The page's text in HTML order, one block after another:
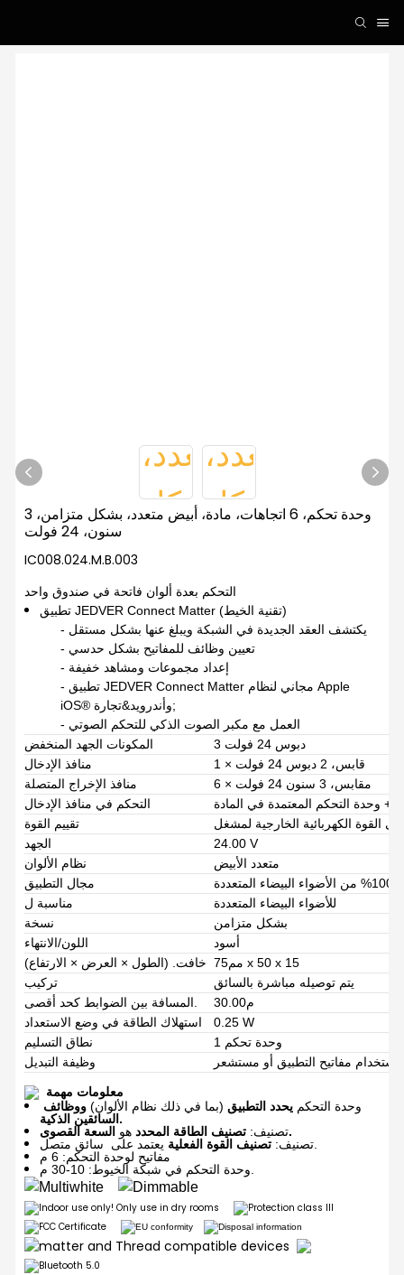
وحدة تحكم، 6 اتجاهات، مادة، أبيض متعدد، بشكل متزامن، 3
سنون، 24 فولت
IC008.024.M.B.003
التحكم بعدة ألوان فاتحة في صندوق واحد
تطبيق JEDVER Connect Matter (تقنية الخيط)
- يكتشف العقد الجديدة في الشبكة ويبلغ عنها بشكل مستقل
- تعيين وظائف للمفاتيح بشكل حدسي
- إعداد مجموعات ومشاهد خفيفة
- تطبيق JEDVER Connect Matter مجاني لنظام Apple
iOS® وأندرويد&تجارة;
- العمل مع مكبر الصوت الذكي للتحكم الصوتي
المكونات الجهد المنخفض
3 دبوس 24 فولت
منافذ الإدخال
1 × قابس، 2 دبوس 24 فولت
منافذ الإخراج المتصلة
6 × مقابس، 3 سنون 24 فولت
التحكم في منافذ الإدخال
تقييم القوة
الجهد
24.00 V
نظام الألوان
متعدد الأبيض
مجال التطبيق
مناسبة ل
للأضواء البيضاء المتعددة
نسخة
بشكل متزامن
اللون/الانتهاء
أسود
خافت. (الطول × العرض × الارتفاع)
مم75 x 50 x 15
تركيب
يتم توصيله مباشرة بالسائق
م30.00
استهلاك الطاقة في وضع الاستعداد
0.25 W
نطاق التسليم
1 وحدة تحكم
وظيفة التبديل
معلومات مهمة
وحدة التحكميحدد التطبيق (بما في ذلك نظام الألوان)ووظائف
السائقين الذكية.
تصنيف:تصنيف الطاقة المحددهو
السعة القصوى.
تصنيف:تصنيف القوة الفعلية يعتمد على
سائق متصل.
وحدة التحكم في شبكة الخيوط: 10-30 م.